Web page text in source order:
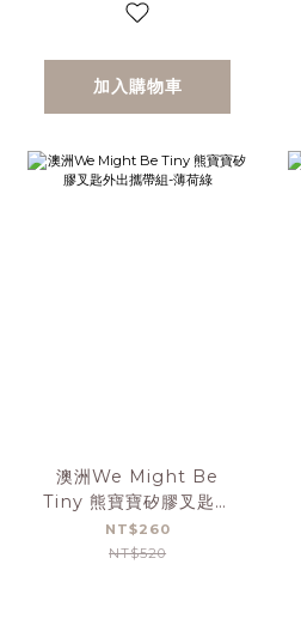
加入購物車
澳洲We Might Be
Tiny 熊寶寶矽膠叉匙外
出攜帶組-薄荷綠
NT$260
NT$520